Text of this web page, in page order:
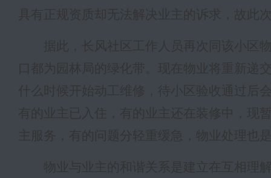
具有正规资质却无法解决业主的诉求，故
据此，长风社区工作人员再次同该小
口都为园林局的绿化带。现在物业将重新
什么时候开始动工维修，待小区验收通过
有的业主已入住，有的业主还在装修中，现
主服务，有的问题分轻重缓急，物业处理
物业与业主的和谐关系是建立在互相理